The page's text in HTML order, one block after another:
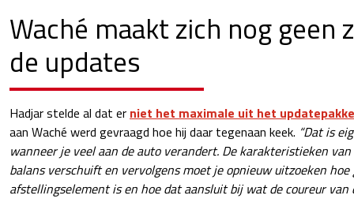
Waché maakt zich nog geen
de updates
Hadjar stelde al dat er niet het maximale uit het
aan Waché werd gevraagd hoe hij daar tegenaan keek. “Dat is
wanneer je veel aan de auto verandert. De karakteristieken
balans verschuift en vervolgens moet je opnieuw uitzoeken hoe
afstellingselement is en hoe dat aansluit bij wat de coureur van